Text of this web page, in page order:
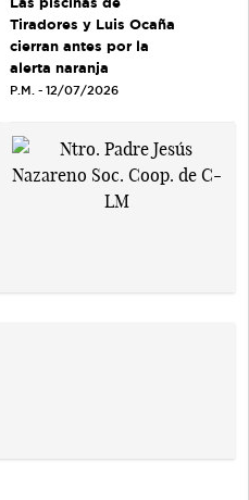
Tiradores y Luis Ocaña
cierran antes por la
alerta naranja
P.M. - 12/07/2026